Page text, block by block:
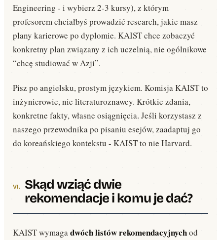
Engineering - i wybierz 2-3 kursy), z którym
profesorem chciałbyś prowadzić research, jakie masz
plany karierowe po dyplomie. KAIST chce zobaczyć
konkretny plan związany z ich uczelnią, nie ogólnikowe
“chcę studiować w Azji”.
Pisz po angielsku, prostym językiem. Komisja KAIST to
inżynierowie, nie literaturoznawcy. Krótkie zdania,
konkretne fakty, własne osiągnięcia. Jeśli korzystasz z
naszego przewodnika po pisaniu esejów, zaadaptuj go
do koreańskiego kontekstu - KAIST to nie Harvard.
Skąd wziąć dwie
rekomendacje i komu je dać?
KAIST wymagadwóch listów rekomendacyjnychod